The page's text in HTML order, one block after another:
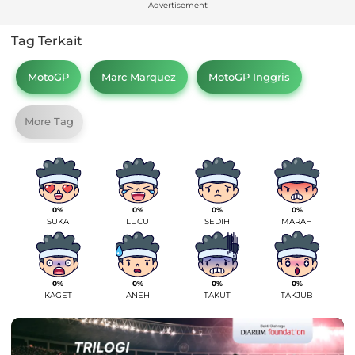
Advertisement
Tag Terkait
MotoGP Marc Marquez MotoGP Inggris
More Tag
0%
SUKA
0%
LUCU
0%
SEDIH
0%
MARAH
0%
KAGET
0%
ANEH
0%
TAKUT
0%
TAKJUB